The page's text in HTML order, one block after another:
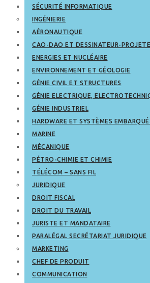
SÉCURITÉ INFORMATIQUE
INGÉNIERIE
AÉRONAUTIQUE
CAO-DAO ET DESSINATEUR-
ENERGIES ET NUCLÉAIRE
ENVIRONNEMENT ET GÉOLOGIE
GÉNIE CIVIL ET STRUCTURES
GÉNIE ELECTRIQUE,
GÉNIE INDUSTRIEL
HARDWARE ET SYSTÈMES
MARINE
MÉCANIQUE
PÉTRO-CHIMIE ET CHIMIE
TÉLÉCOM – SANS FIL
JURIDIQUE
DROIT FISCAL
DROIT DU TRAVAIL
JURISTE ET MANDATAIRE
PARALÉGAL SECRÉTARIAT JURIDIQUE
MARKETING
CHEF DE PRODUIT
COMMUNICATION